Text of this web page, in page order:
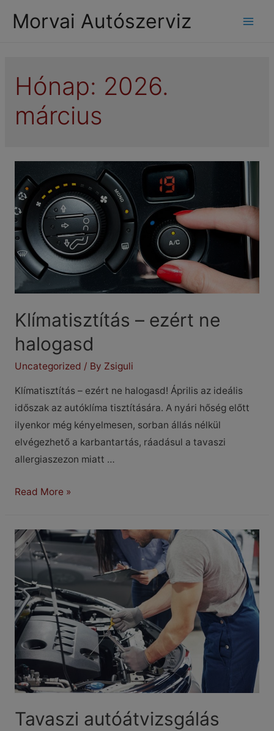
Morvai Autószerviz
Hónap: 2026.
március
Klímatisztítás – ezért ne
halogasd
Uncategorized / By Zsiguli
Klímatisztítás – ezért ne halogasd! Április az ideális
időszak az autóklíma tisztítására. A nyári hőség előtt
ilyenkor még kényelmesen, sorban állás nélkül
elvégezhető a karbantartás, ráadásul a tavaszi
allergiaszezon miatt …
Klímatisztítás
ne
halogasd
Read More »
Tavaszi autóátvizsgálás